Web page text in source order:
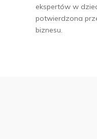
ekspertów w
potwierdzona
biznesu.